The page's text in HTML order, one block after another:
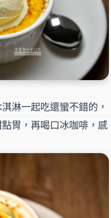
淋一起吃還蠻不錯的，
胃，再喝口冰咖啡，感